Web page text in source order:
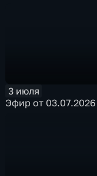
3 июля
Эфир от 03.07.2026